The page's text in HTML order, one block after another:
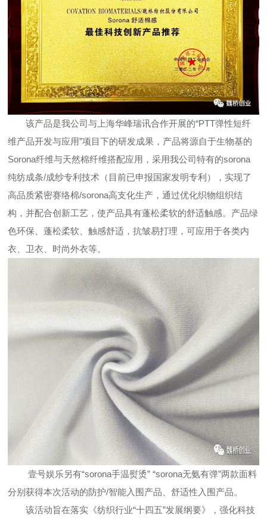
该产品是我公司与上海华峰瑞讯合作开展的“PTT弹性短纤
维产品开发与应用”项目下的研发成果，产品将源自于生物基的
Sorona纤维与天然棉纤维搭配应用，采用我公司特有的sorona
纯纺成条/成纱专利技术（目前已申报国家发明专利），实现了
高品质紧密赛络棉/sorona高支化生产，通过优化织物组织结
构，并配合创新工艺，使产品具有蓬松柔软的舒适触感。产品绿
色环保、蓬松柔软、触感舒适，抗皱易打理，可应用于各类内
衣、卫衣、时尚外衣等。
壹号娱乐另有“sorona手温熨烫” “sorona无氨有弹”两款面料
分别获得本次活动的防护/智能入围产品、舒适性入围产品。
该活动旨在落实《纺织行业“十四五”发展纲要》，强化科技